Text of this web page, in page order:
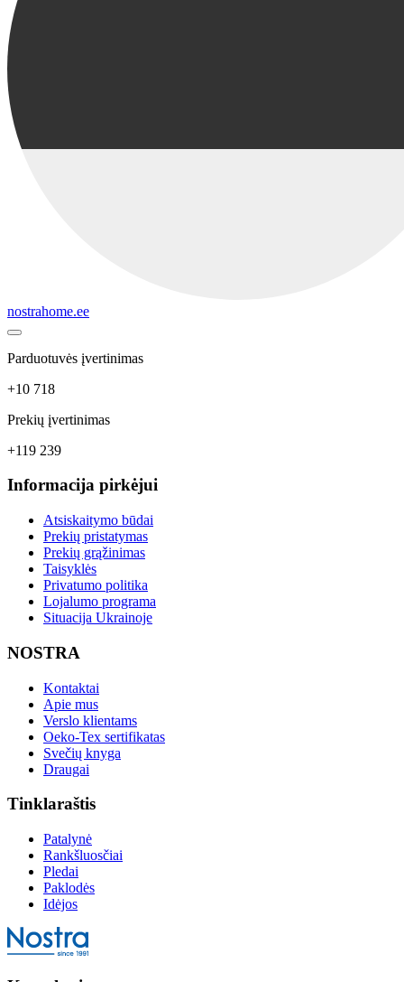
nostrahome.ee
Parduotuvės įvertinimas
+10 718
Prekių įvertinimas
+119 239
Informacija pirkėjui
Atsiskaitymo būdai
Prekių pristatymas
Prekių grąžinimas
Taisyklės
Privatumo politika
Lojalumo programa
Situacija Ukrainoje
NOSTRA
Kontaktai
Apie mus
Verslo klientams
Oeko-Tex sertifikatas
Svečių knyga
Draugai
Tinklaraštis
Patalynė
Rankšluosčiai
Pledai
Paklodės
Idėjos